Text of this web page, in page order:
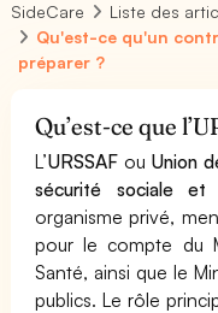
SideCare
Liste des
Qu'est-ce qu'un
préparer ?
Qu’est-ce que
L’URSSAF ou Union
sécurité sociale et
organisme privé,
pour le compte du
Santé, ainsi que le
publics. Le rôle